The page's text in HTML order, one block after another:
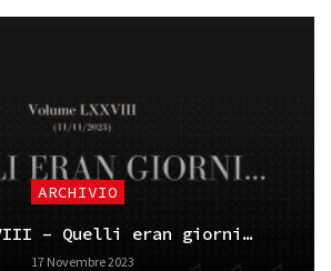
ARCHIVIO
– Quelli eran giorni…
17 Novembre 2023